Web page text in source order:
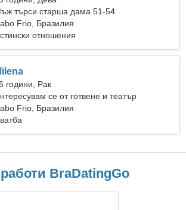
търси старша дама 51-54
Frio, Бразилия
отношения
години, Рак
се от готвене и театър
Frio, Бразилия
BraDatingGo